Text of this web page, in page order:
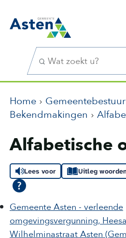
Zoekfunctie
Home
Bekendmakingen
Alfabetische
Lees voor Uitleg
Gemeente Asten - verleende
omgevingsvergunning,
Wilhelminastraat Asten